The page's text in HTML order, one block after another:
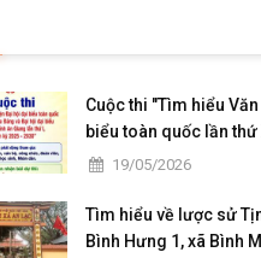
Cuộc thi "Tìm hiểu
biểu toàn quốc lần
Đại hội đại biểu Đảng
19/05/2026
Tìm hiểu về lược sử
Bình Hưng 1, xã Bình